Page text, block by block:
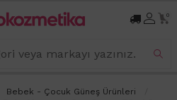
0
Bebek - Çocuk Güneş Ürünleri